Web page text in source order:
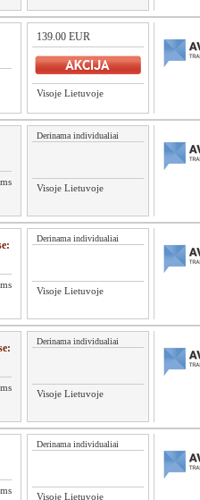
139.00 EUR
Visoje Lietuvoje
Derinama individualiai
Visoje Lietuvoje
Derinama individualiai
Visoje Lietuvoje
Derinama individualiai
Visoje Lietuvoje
Derinama individualiai
Visoje Lietuvoje